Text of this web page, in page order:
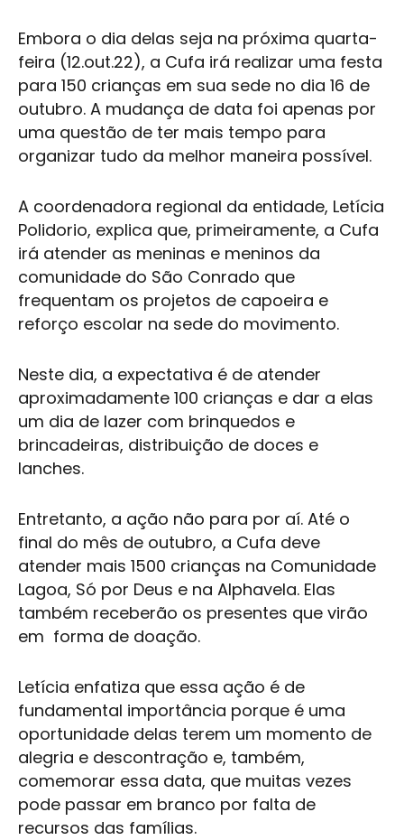
Embora o dia delas seja na próxima quarta-
feira (12.out.22), a Cufa irá realizar uma festa
para 150 crianças em sua sede no dia 16 de
outubro. A mudança de data foi apenas por
uma questão de ter mais tempo para
organizar tudo da melhor maneira possível.
A coordenadora regional da entidade, Letícia
Polidorio, explica que, primeiramente, a Cufa
irá atender as meninas e meninos da
comunidade do São Conrado que
frequentam os projetos de capoeira e
reforço escolar na sede do movimento.
Neste dia, a expectativa é de atender
aproximadamente 100 crianças e dar a elas
um dia de lazer com brinquedos e
brincadeiras, distribuição de doces e
lanches.
Entretanto, a ação não para por aí. Até o
final do mês de outubro, a Cufa deve
atender mais 1500 crianças na Comunidade
Lagoa, Só por Deus e na Alphavela. Elas
também receberão os presentes que virão
em forma de doação.
Letícia enfatiza que essa ação é de
fundamental importância porque é uma
oportunidade delas terem um momento de
alegria e descontração e, também,
comemorar essa data, que muitas vezes
pode passar em branco por falta de
recursos das famílias.